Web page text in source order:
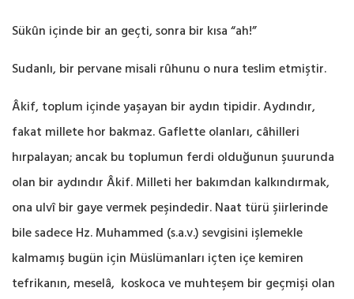
Sükûn içinde bir an geçti, sonra bir kısa “ah!”
Sudanlı, bir pervane misali rûhunu o nura teslim etmiştir.
Âkif, toplum içinde yaşayan bir aydın tipidir. Aydındır,
fakat millete hor bakmaz. Gaflette olanları, câhilleri
hırpalayan; ancak bu toplumun ferdi olduğunun şuurunda
olan bir aydındır Âkif. Milleti her bakımdan kalkındırmak,
ona ulvî bir gaye vermek peşindedir. Naat türü şiirlerinde
bile sadece Hz. Muhammed (s.a.v.) sevgisini işlemekle
kalmamış bugün için Müslümanları içten içe kemiren
tefrikanın, meselâ, koskoca ve muhteşem bir geçmişi olan